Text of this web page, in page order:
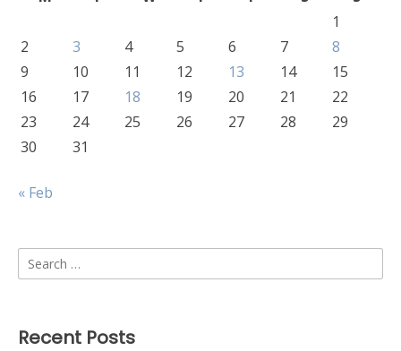
1
2
3 4 5 6 7
8
9
10 11 12 13 14
15
16
17 18 19 20 21
22
23
24 25 26 27 28
29
30
31
« Feb
Search
for:
Recent Posts